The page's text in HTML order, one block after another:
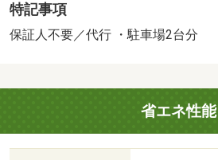
数料：１６５００円（税込）、保
社：プラザ賃貸保証／バストイレ別
ンガス／礼金１ヶ月／保証会社利
（飲食店）まで７１ｍ／ほっともっ
他）まで１８１ｍ／はま寿司倉敷
８ｍ／いきなりステーキ倉敷店（
特記事項
保証人不要／代行 ・駐車場2台分
省エネ性能